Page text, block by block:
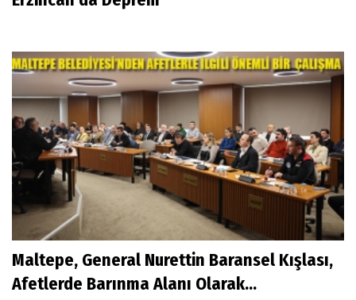
Maltepe, General Nurettin Baransel Kışlası,
Afetlerde Barınma Alanı Olarak...